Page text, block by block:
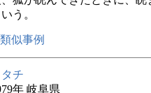
う。
類似事例
チ
年 岐阜県